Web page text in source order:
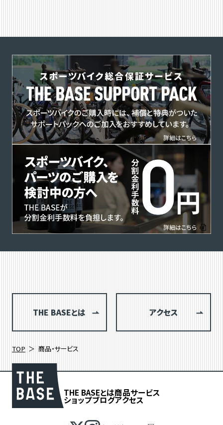
THE BASEとは アクセス
TOP 商品・サービス
THE BASEとは商品サービス
ショップブログアクセス